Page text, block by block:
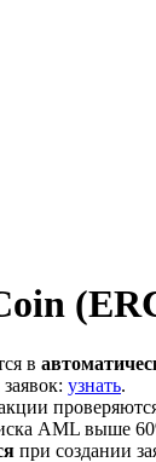
в
узнать.
AML выше
при создании